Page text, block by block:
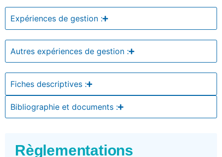
Expériences de gestion :
Autres expériences de gestion :
Fiches descriptives :
Bibliographie et documents :
Règlementations